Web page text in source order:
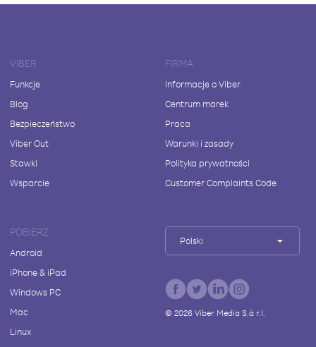
VIBER
Funkcje
Blog
Bezpieczeństwo
Viber Out
Stawki
Wsparcie
FIRMA
Informacje o Viber
Centrum marek
Praca
Warunki i zasady
Polityka prywatności
Customer Complaints Code
POBIERZ
Android
iPhone & iPad
Windows PC
Mac
Linux
Polski
© 2026Viber Media S.à r.l.